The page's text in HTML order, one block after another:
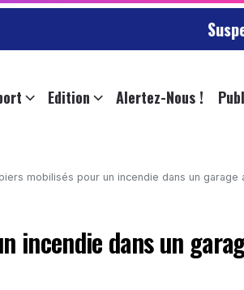
Suspension
Edition Alertez-Nous !
mobilisés pour un incendie dans un garage
incendie dans un